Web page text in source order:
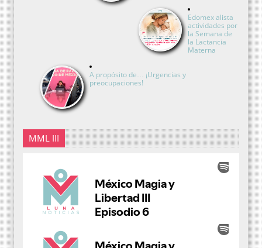
Edomex alista
actividades por
la Semana de
la Lactancia
Materna
A propósito de… ¡Urgencias y
preocupaciones!
MML III